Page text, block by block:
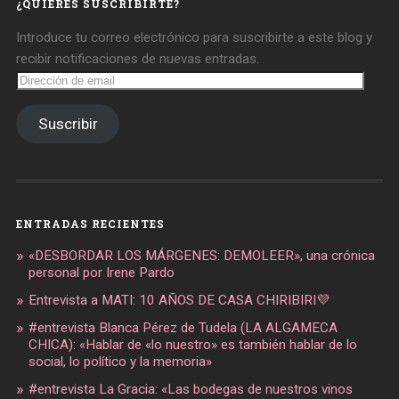
¿QUIERES SUSCRIBIRTE?
Introduce tu correo electrónico para suscribirte a este blog y
recibir notificaciones de nuevas entradas.
Dirección
de
Suscribir
ENTRADAS RECIENTES
«DESBORDAR LOS MÁRGENES: DEMOLEER», una crónica
personal por Irene Pardo
Entrevista a MATI: 10 AÑOS DE CASA CHIRIBIRI💜
#entrevista Blanca Pérez de Tudela (LA ALGAMECA
CHICA): «Hablar de «lo nuestro» es también hablar de lo
social, lo político y la memoria»
#entrevista La Gracia: «Las bodegas de nuestros vinos